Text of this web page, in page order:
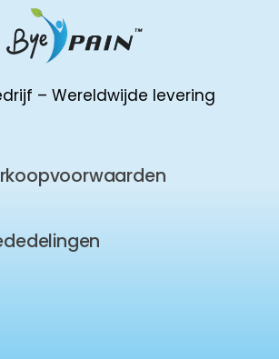
– Wereldwijde levering